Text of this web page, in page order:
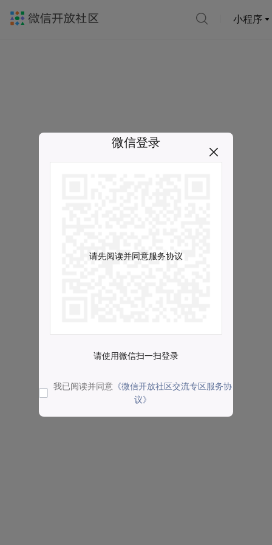
小程序
微信登录
请先阅读并同意服务协议
请使用微信扫一扫登录
我已阅读并同意 《微信开放社区交流专区服务协
议》